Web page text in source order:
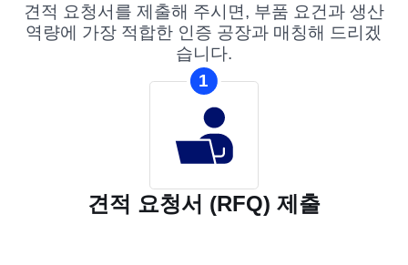
견적 요청서를 제출해 주시면, 부품 요건과 생산
역량에 가장 적합한 인증 공장과 매칭해 드리겠
습니다.
1
견적 요청서 (RFQ) 제출